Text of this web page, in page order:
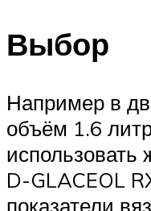
Выбор
Например в
объём 1.6
использовать
D-GLACEOL
показатели